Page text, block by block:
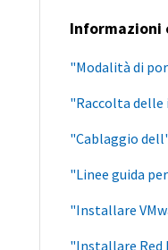
Informazioni
"Modalità di
"Raccolta
"Cablaggio
"Linee guida
"Installare
"Installare Red